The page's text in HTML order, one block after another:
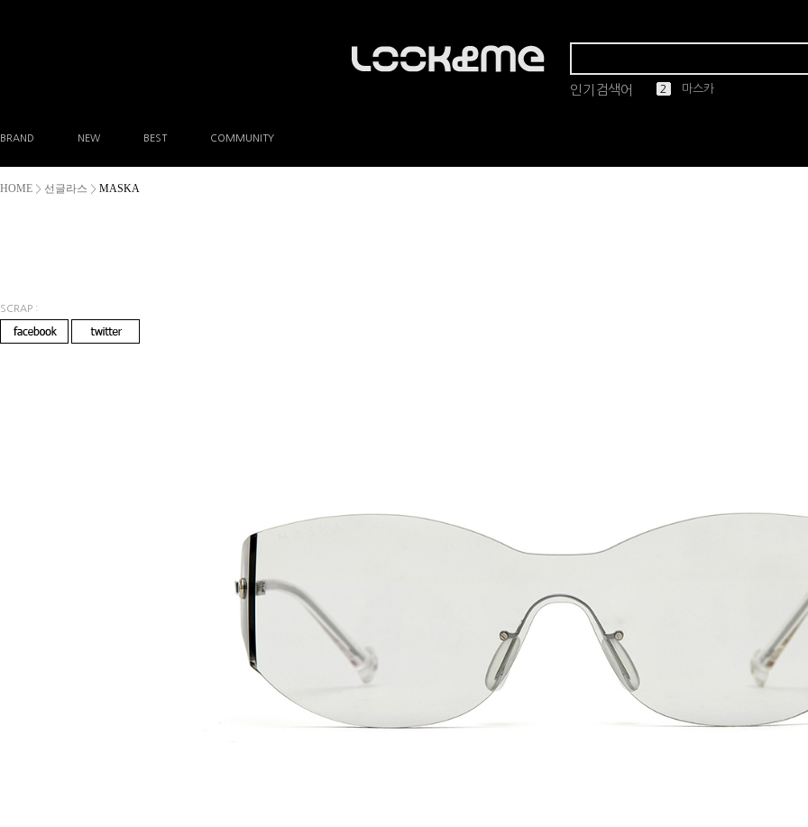
인기검색어 1
2 마스카
3 린드버그
4
5
BRAND NEW BEST COMMUNITY
HOME > 선글라스 > MASKA
SCRAP :